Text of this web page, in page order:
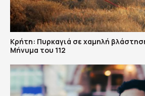
Κρήτη: Πυρκαγιά σε χαμηλή
Μήνυμα του 112